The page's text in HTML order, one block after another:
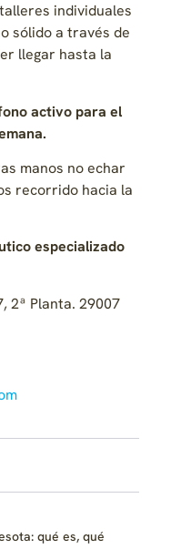
individuales
sólido a través de
llegar hasta la
activo para el
manos no echar
recorrido hacia la
especializado
2ª Planta. 29007
qué es, qué